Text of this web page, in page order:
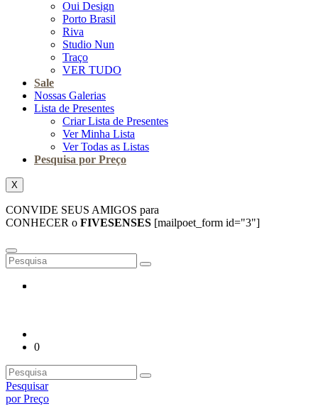
Oui Design
Porto Brasil
Riva
Studio Nun
Traço
VER TUDO
Sale
Nossas Galerias
Lista de Presentes
Criar Lista de Presentes
Ver Minha Lista
Ver Todas as Listas
Pesquisa por Preço
X
CONVIDE SEUS AMIGOS para
CONHECER o FIVESENSES [mailpoet_form id="3"]
0
Pesquisar
por Preço